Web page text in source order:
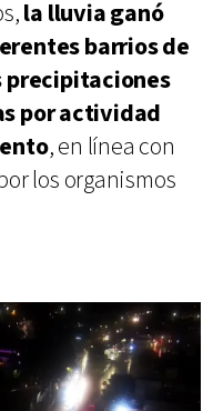
la lluvia ganó
barrios de
precipitaciones
por actividad
, en línea con
los organismos